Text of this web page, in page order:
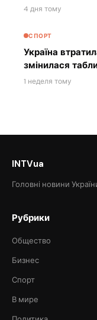
4 дня тому
СПОРТ
Україна
змінилася
1 неделя тому
INTVua
Головні новини
Рубрики
Общество
Бизнес
Спорт
В мире